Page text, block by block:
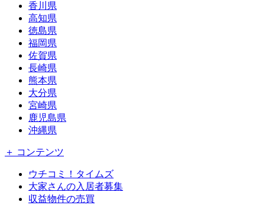
香川県
高知県
徳島県
福岡県
佐賀県
長崎県
熊本県
大分県
宮崎県
鹿児島県
沖縄県
＋ コンテンツ
ウチコミ！タイムズ
大家さんの入居者募集
収益物件の売買